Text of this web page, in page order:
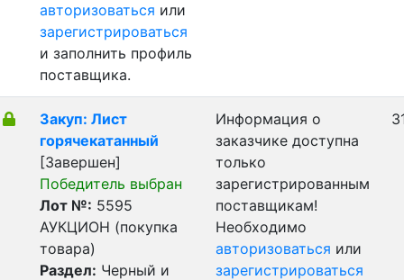
авторизоваться или
зарегистрироваться
и заполнить профиль
поставщика.
Закуп: Лист
горячекатанный
[Завершен]
Победитель выбран
Лот №: 5595
АУКЦИОН (покупка
товара)
Раздел: Черный и
Информация о
заказчике доступна
только
зарегистрированным
поставщикам!
Необходимо
авторизоваться или
зарегистрироваться